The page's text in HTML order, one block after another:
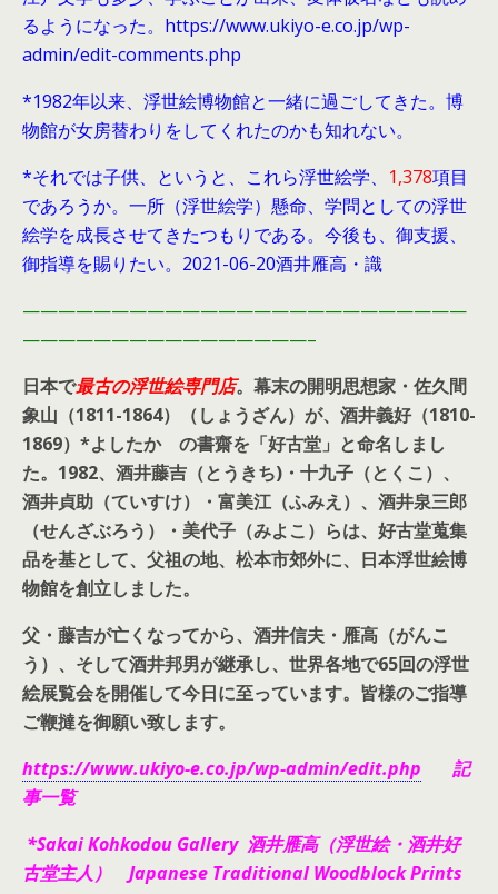
るようになった。https://www.ukiyo-e.co.jp/wp-
admin/edit-comments.php
*1982年以来、浮世絵博物館と一緒に過ごしてきた。博
物館が女房替わりをしてくれたのかも知れない。
*それでは子供、というと、これら浮世絵学、 1,378項目
であろうか。一所（浮世絵学）懸命、学問としての浮世
絵学を成長させてきたつもりである。今後も、御支援、
御指導を賜りたい。2021-06-20酒井雁高・識
—————————————————————————
————————————————–
日本で最古の浮世絵専門店。幕末の開明思想家・ 佐久間
象山（1811-1864）（しょうざん）が、酒井義好（1810-
1869）*よしたか の書齋を「好古堂」と命名しまし
た。 1982、酒井藤吉（とうきち)・十九子（とくこ）、
酒井貞助（ていすけ）・富美江（ふみえ）、酒井泉三郎
（せんざぶろう）・美代子（みよこ）らは、好古堂蒐集
品を基として、父祖の地、松本市郊外に、日本浮世絵博
物館を創立しました。
父・藤吉が亡くなってから、酒井信夫・雁高（がんこ
う）、そして酒井邦男が継承し、世界各地で65回の浮世
絵展覧会を開催して今日に至っています。皆様のご指導
ご鞭撻を御願い致します。
https://www.ukiyo-e.co.jp/wp-admin/edit.php 記
事一覧
*Sakai Kohkodou Gallery 酒井雁高（浮世絵・酒井好
古堂主人） Japanese Traditional Woodblock Prints